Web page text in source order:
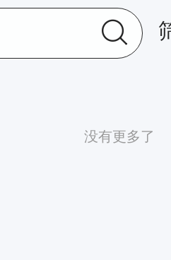
没有更多了